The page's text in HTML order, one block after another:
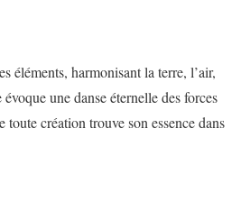
éléments, harmonisant la terre, l’air,
une danse éternelle des forces
toute création trouve son essence dans